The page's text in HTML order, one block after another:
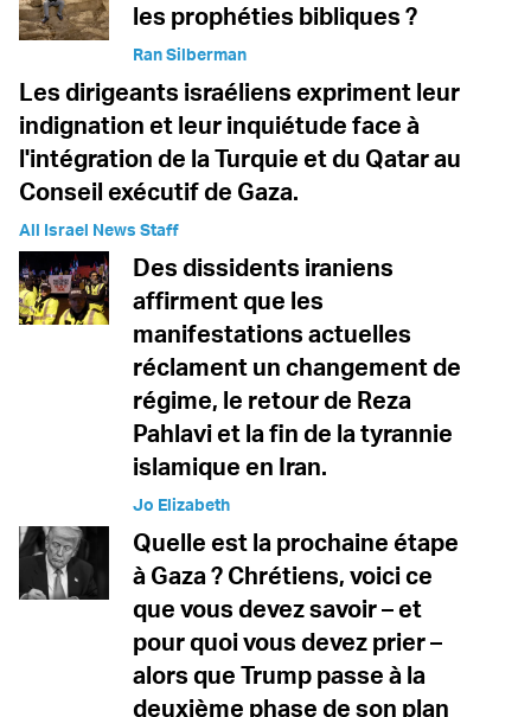
les prophéties bibliques ?
Ran Silberman
Les dirigeants israéliens expriment leur
indignation et leur inquiétude face à
l'intégration de la Turquie et du Qatar au
Conseil exécutif de Gaza.
All Israel News Staff
Des dissidents iraniens
affirment que les
manifestations actuelles
réclament un changement de
régime, le retour de Reza
Pahlavi et la fin de la tyrannie
islamique en Iran.
Jo Elizabeth
Quelle est la prochaine étape
à Gaza ? Chrétiens, voici ce
que vous devez savoir – et
pour quoi vous devez prier –
alors que Trump passe à la
deuxième phase de son plan